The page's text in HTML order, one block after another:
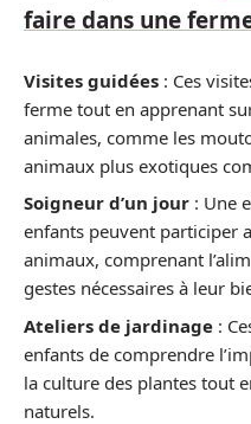
faire dans une
Visites guidées : Ces
ferme tout en apprenant
animales, comme les
animaux plus exotiques
Soigneur d’un jour : Une
enfants peuvent participer
animaux, comprenant
gestes nécessaires à leur
Ateliers de jardinage :
enfants de comprendre
la culture des plantes tout
naturels.